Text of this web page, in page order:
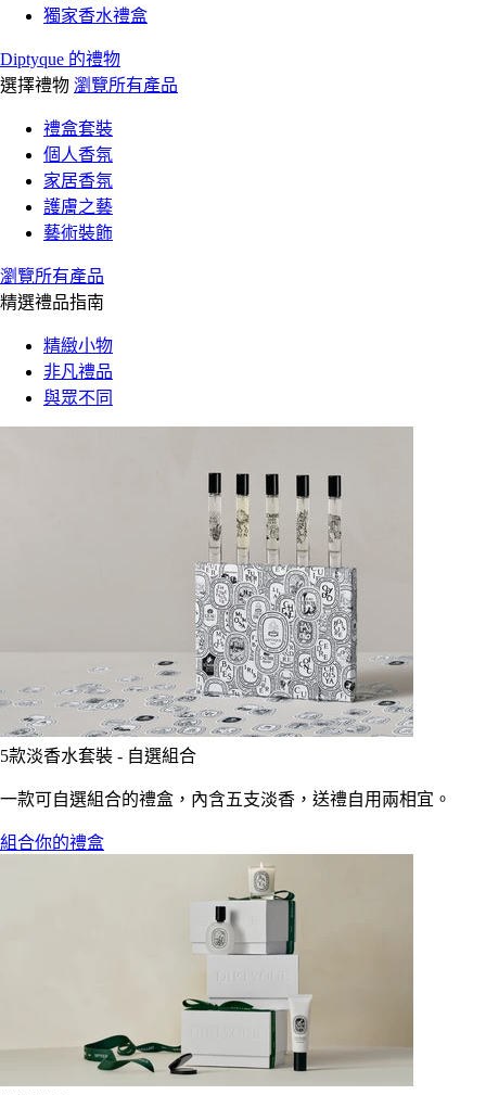
獨家香水禮盒
Diptyque 的禮物
選擇禮物 瀏覽所有產品
禮盒套裝
個人香氛
家居香氛
護膚之藝
藝術裝飾
瀏覽所有產品
精選禮品指南
精緻小物
非凡禮品
與眾不同
5款淡香水套裝 - 自選組合
一款可自選組合的禮盒，內含五支淡香，送禮自用兩相宜。
組合你的禮盒